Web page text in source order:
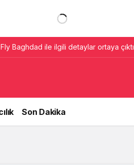
Fly Baghdad ile ilgili detaylar ortaya çıktı
Son Dakika